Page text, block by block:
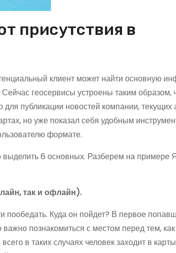
присутствия в
клиент может найти основную
геосервисы устроены таким образом,
для публикации новостей компании,
но уже показал себя удобным
формате.
6 основных. Разберем на примере
так и офлайн).
пообедать. Куда он пойдет? В первое
познакомиться с местом перед тем,
в таких случаях человек заходит в